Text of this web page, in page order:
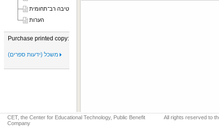
נספח המחקר הנוכחי בפרספקטיבה רב־תחומית
הערות
Purchase printed copy:
CET, the Center for Educational Technology, Public Benefit
Company
All rights reserved to